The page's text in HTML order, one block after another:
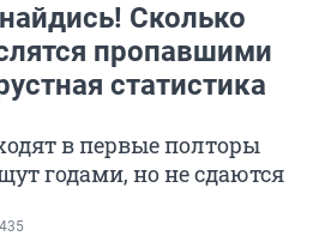
Сколько
пропавшими
статистика
в первые полторы
годами, но не сдаются